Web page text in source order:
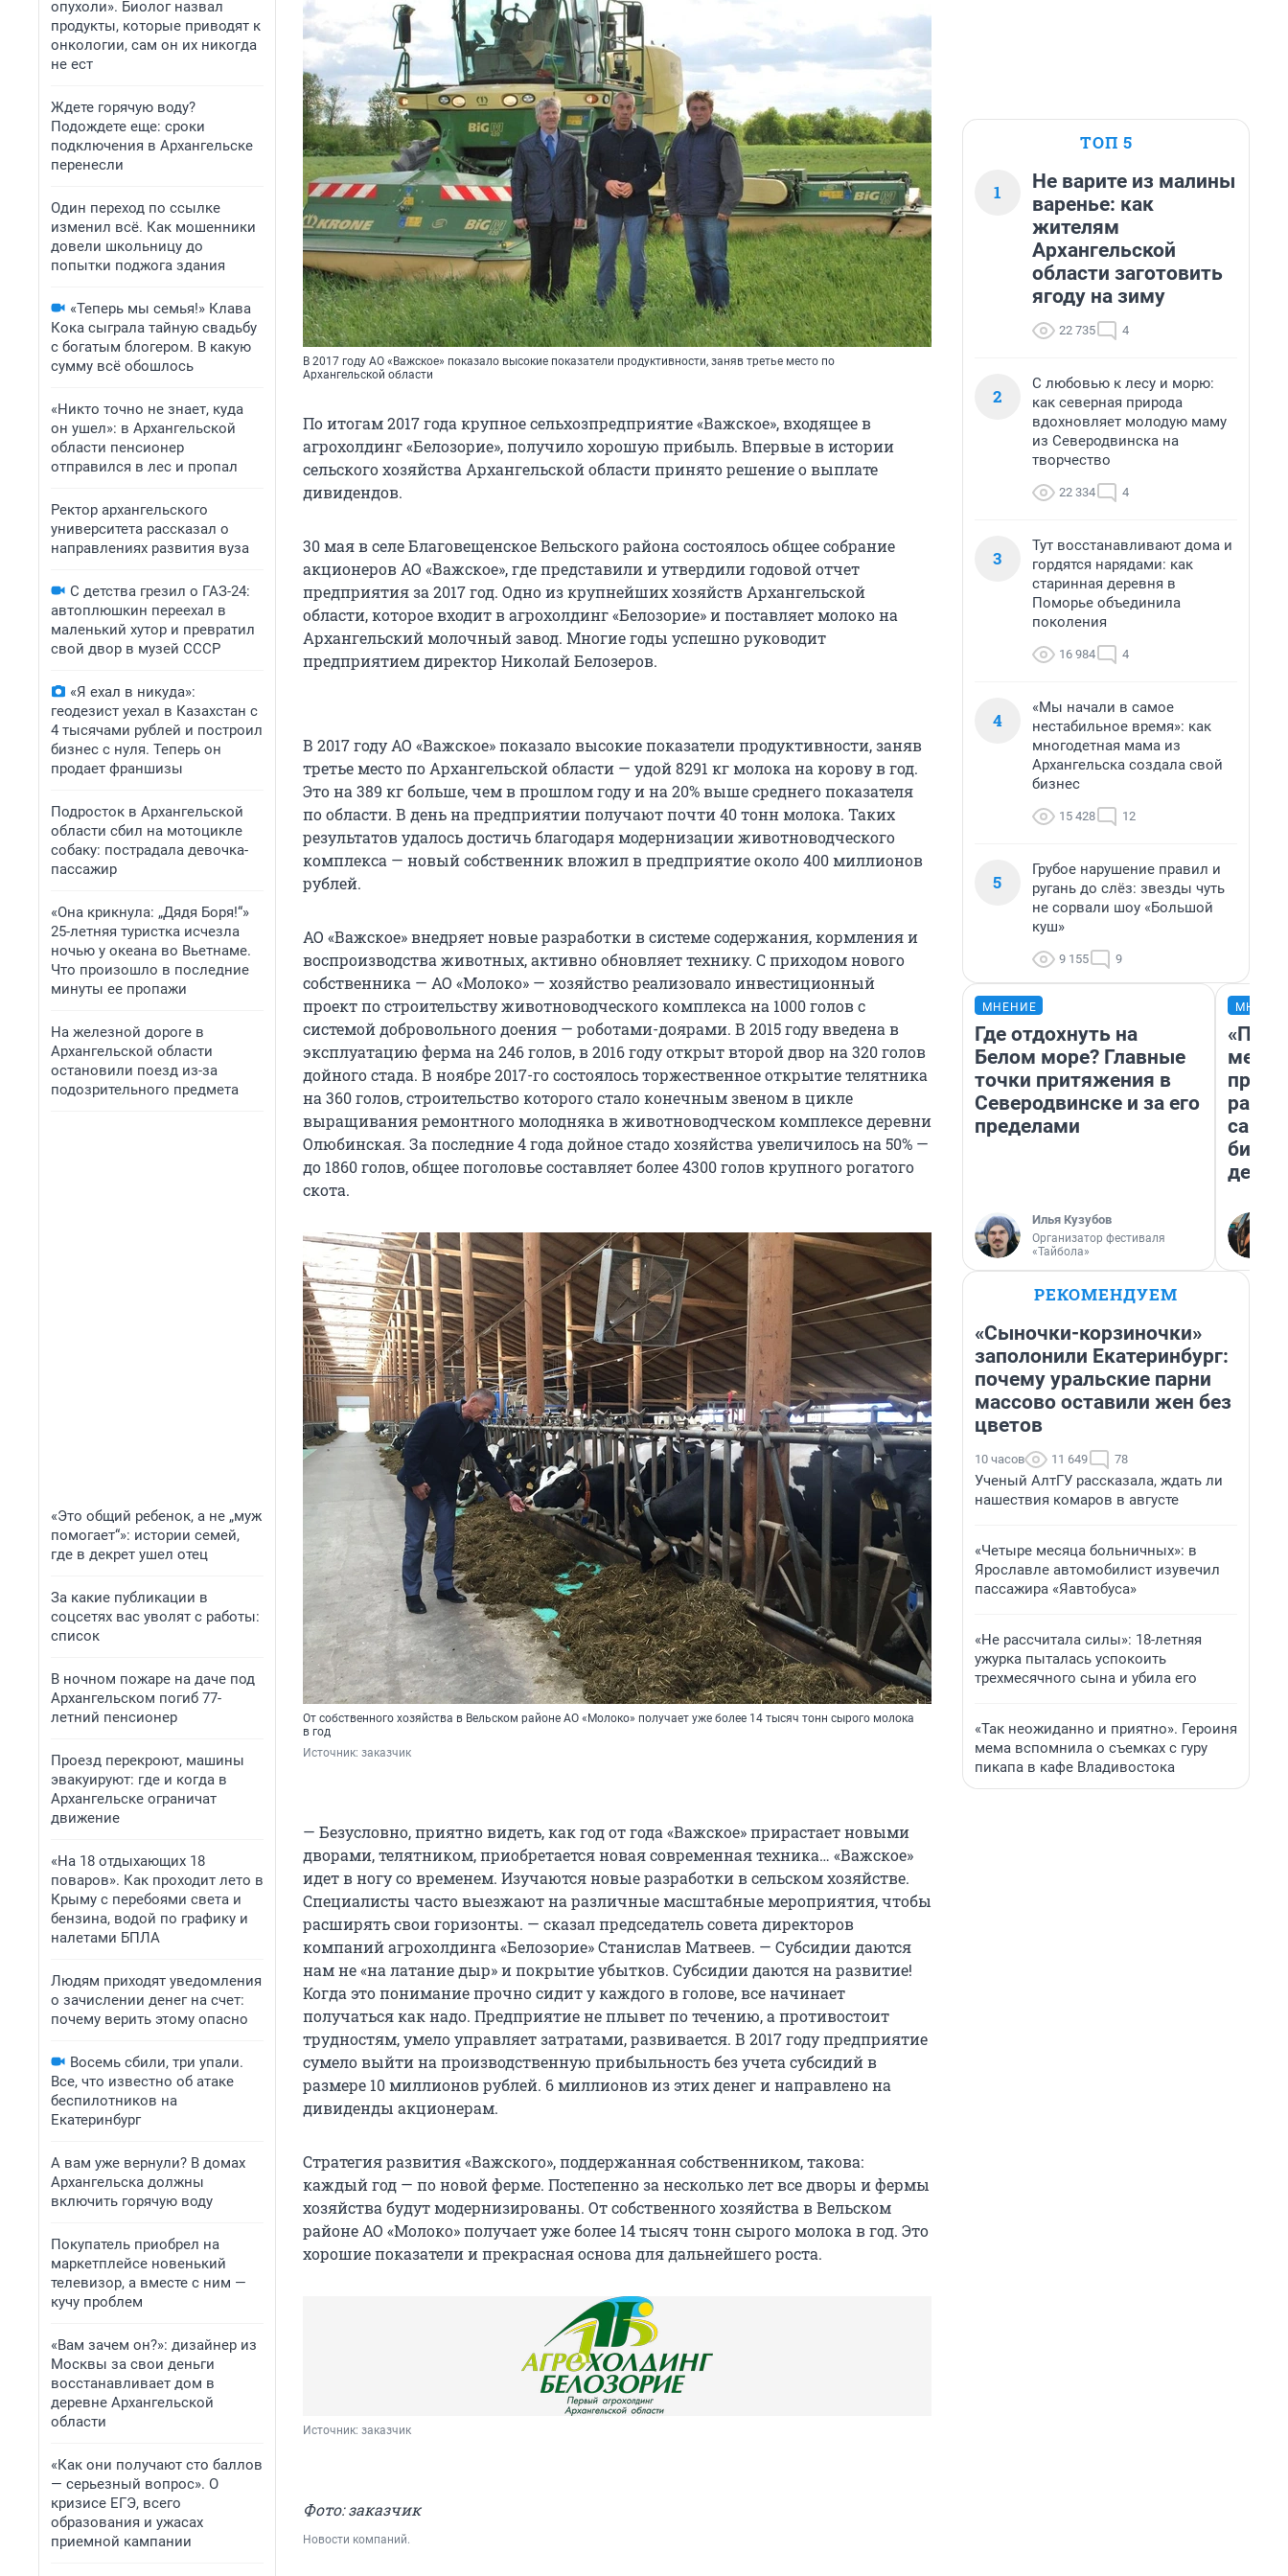
опухоли». Биолог назвал
продукты, которые приводят к
онкологии, сам он их никогда
не ест
Ждете горячую воду?
Подождете еще: сроки
подключения в Архангельске
перенесли
Один переход по ссылке
изменил всё. Как мошенники
довели школьницу до
попытки поджога здания
«Теперь мы семья!» Клава
Кока сыграла тайную свадьбу
с богатым блогером. В какую
сумму всё обошлось
«Никто точно не знает, куда
он ушел»: в Архангельской
области пенсионер
отправился в лес и пропал
Ректор архангельского
университета рассказал о
направлениях развития вуза
С детства грезил о ГАЗ-24:
автоплюшкин переехал в
маленький хутор и превратил
свой двор в музей СССР
«Я ехал в никуда»:
геодезист уехал в Казахстан с
4 тысячами рублей и построил
бизнес с нуля. Теперь он
продает франшизы
Подросток в Архангельской
области сбил на мотоцикле
собаку: пострадала девочка-
пассажир
«Она крикнула: „Дядя Боря!“»
25-летняя туристка исчезла
ночью у океана во Вьетнаме.
Что произошло в последние
минуты ее пропажи
На железной дороге в
Архангельской области
остановили поезд из-за
подозрительного предмета
«Это общий ребенок, а не „муж
помогает“»: истории семей,
где в декрет ушел отец
За какие публикации в
соцсетях вас уволят с работы:
список
В ночном пожаре на даче под
Архангельском погиб 77-
летний пенсионер
Проезд перекроют, машины
эвакуируют: где и когда в
Архангельске ограничат
движение
«На 18 отдыхающих 18
поваров». Как проходит лето в
Крыму с перебоями света и
бензина, водой по графику и
налетами БПЛА
Людям приходят уведомления
о зачислении денег на счет:
почему верить этому опасно
Восемь сбили, три упали.
Все, что известно об атаке
беспилотников на
Екатеринбург
А вам уже вернули? В домах
Архангельска должны
включить горячую воду
Покупатель приобрел на
маркетплейсе новенький
телевизор, а вместе с ним —
кучу проблем
«Вам зачем он?»: дизайнер из
Москвы за свои деньги
восстанавливает дом в
деревне Архангельской
области
«Как они получают сто баллов
— серьезный вопрос». О
кризисе ЕГЭ, всего
образования и ужасах
приемной кампании
В 2017 году АО «Важское» показало высокие показатели продуктивности, заняв третье место по
Архангельской области
По итогам 2017 года крупное сельхозпредприятие «Важское», входящее в
агрохолдинг «Белозорие», получило хорошую прибыль. Впервые в истории
сельского хозяйства Архангельской области принято решение о выплате
дивидендов.
30 мая в селе Благовещенское Вельского района состоялось общее собрание
акционеров АО «Важское», где представили и утвердили годовой отчет
предприятия за 2017 год. Одно из крупнейших хозяйств Архангельской
области, которое входит в агрохолдинг «Белозорие» и поставляет молоко на
Архангельский молочный завод. Многие годы успешно руководит
предприятием директор Николай Белозеров.
В 2017 году АО «Важское» показало высокие показатели продуктивности, заняв
третье место по Архангельской области — удой 8291 кг молока на корову в год.
Это на 389 кг больше, чем в прошлом году и на 20% выше среднего показателя
по области. В день на предприятии получают почти 40 тонн молока. Таких
результатов удалось достичь благодаря модернизации животноводческого
комплекса — новый собственник вложил в предприятие около 400 миллионов
рублей.
АО «Важское» внедряет новые разработки в системе содержания, кормления и
воспроизводства животных, активно обновляет технику. С приходом нового
собственника — АО «Молоко» — хозяйство реализовало инвестиционный
проект по строительству животноводческого комплекса на 1000 голов с
системой добровольного доения — роботами-доярами. В 2015 году введена в
эксплуатацию ферма на 246 голов, в 2016 году открыт второй двор на 320 голов
дойного стада. В ноябре 2017-го состоялось торжественное открытие телятника
на 360 голов, строительство которого стало конечным звеном в цикле
выращивания ремонтного молодняка в животноводческом комплексе деревни
Олюбинская. За последние 4 года дойное стадо хозяйства увеличилось на 50% —
до 1860 голов, общее поголовье составляет более 4300 голов крупного рогатого
скота.
От собственного хозяйства в Вельском районе АО «Молоко» получает уже более 14 тысяч тонн сырого молока
в год
Источник: заказчик
— Безусловно, приятно видеть, как год от года «Важское» прирастает новыми
дворами, телятником, приобретается новая современная техника… «Важское»
идет в ногу со временем. Изучаются новые разработки в сельском хозяйстве.
Специалисты часто выезжают на различные масштабные мероприятия, чтобы
расширять свои горизонты. — сказал председатель совета директоров
компаний агрохолдинга «Белозорие» Станислав Матвеев. — Субсидии даются
нам не «на латание дыр» и покрытие убытков. Субсидии даются на развитие!
Когда это понимание прочно сидит у каждого в голове, все начинает
получаться как надо. Предприятие не плывет по течению, а противостоит
трудностям, умело управляет затратами, развивается. В 2017 году предприятие
сумело выйти на производственную прибыльность без учета субсидий в
размере 10 миллионов рублей. 6 миллионов из этих денег и направлено на
дивиденды акционерам.
Стратегия развития «Важского», поддержанная собственником, такова:
каждый год — по новой ферме. Постепенно за несколько лет все дворы и фермы
хозяйства будут модернизированы. От собственного хозяйства в Вельском
районе АО «Молоко» получает уже более 14 тысяч тонн сырого молока в год. Это
хорошие показатели и прекрасная основа для дальнейшего роста.
Источник: заказчик
Фото: заказчик
Новости компаний.
ТОП 5
1
Не варите из малины
варенье: как
жителям
Архангельской
области заготовить
ягоду на зиму
22 735 4
2
С любовью к лесу и морю:
как северная природа
вдохновляет молодую маму
из Северодвинска на
творчество
22 334 4
3
Тут восстанавливают дома и
гордятся нарядами: как
старинная деревня в
Поморье объединила
поколения
16 984 4
4
«Мы начали в самое
нестабильное время»: как
многодетная мама из
Архангельска создала свой
бизнес
15 428 12
5
Грубое нарушение правил и
ругань до слёз: звезды чуть
не сорвали шоу «Большой
куш»
9 155 9
МНЕНИЕ
Где отдохнуть на
Белом море? Главные
точки притяжения в
Северодвинске и за его
пределами
Илья Кузубов
Организатор фестиваля
«Тайбола»
РЕКОМЕНДУЕМ
«Сыночки-корзиночки»
заполонили Екатеринбург:
почему уральские парни
массово оставили жен без
цветов
10 часов 11 649 78
Ученый АлтГУ рассказала, ждать ли
нашествия комаров в августе
«Четыре месяца больничных»: в
Ярославле автомобилист изувечил
пассажира «Яавтобуса»
«Не рассчитала силы»: 18-летняя
ужурка пыталась успокоить
трехмесячного сына и убила его
«Так неожиданно и приятно». Героиня
мема вспомнила о съемках с гуру
пикапа в кафе Владивостока